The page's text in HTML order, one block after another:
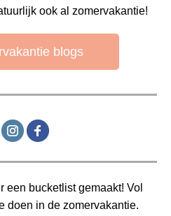
ook al zomervakantie!
blogs
bucketlist gemaakt! Vol
doen in de zomervakantie.